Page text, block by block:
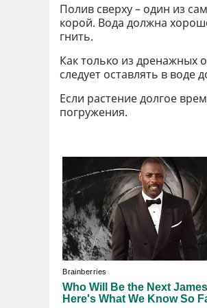
Полив сверху – один из
корой. Вода должна
гнить.
Как только из дренажных
следует оставлять в
Если растение долгое
погружения.